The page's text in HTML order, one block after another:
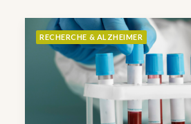
RECHERCHE & ALZHEIMER